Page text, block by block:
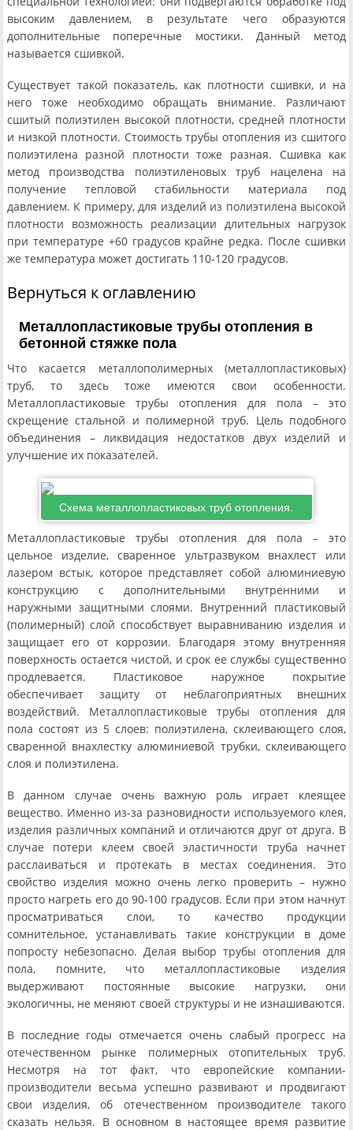
высоким давлением, в результате чего образуются
дополнительные поперечные мостики. Данный метод
называется сшивкой.
Существует такой показатель, как плотности сшивки, и на
него тоже необходимо обращать внимание. Различают
сшитый полиэтилен высокой плотности, средней плотности
и низкой плотности. Стоимость трубы отопления из сшитого
полиэтилена разной плотности тоже разная. Сшивка как
метод производства полиэтиленовых труб нацелена на
получение тепловой стабильности материала под
давлением. К примеру, для изделий из полиэтилена высокой
плотности возможность реализации длительных нагрузок
при температуре +60 градусов крайне редка. После сшивки
же температура может достигать 110-120 градусов.
Вернуться к оглавлению
Металлопластиковые трубы отопления в
бетонной стяжке пола
Что касается металлополимерных (металлопластиковых)
труб, то здесь тоже имеются свои особенности.
Металлопластиковые трубы отопления для пола – это
скрещение стальной и полимерной труб. Цель подобного
объединения – ликвидация недостатков двух изделий и
улучшение их показателей.
Схема металлопластиковых труб отопления.
Металлопластиковые трубы отопления для пола – это
цельное изделие, сваренное ультразвуком внахлест или
лазером встык, которое представляет собой алюминиевую
конструкцию с дополнительными внутренними и
наружными защитными слоями. Внутренний пластиковый
(полимерный) слой способствует выравниванию изделия и
защищает его от коррозии. Благодаря этому внутренняя
поверхность остается чистой, и срок ее службы существенно
продлевается. Пластиковое наружное покрытие
обеспечивает защиту от неблагоприятных внешних
воздействий. Металлопластиковые трубы отопления для
пола состоят из 5 слоев: полиэтилена, склеивающего слоя,
сваренной внахлестку алюминиевой трубки, склеивающего
слоя и полиэтилена.
В данном случае очень важную роль играет клеящее
вещество. Именно из-за разновидности используемого клея,
изделия различных компаний и отличаются друг от друга. В
случае потери клеем своей эластичности труба начнет
расслаиваться и протекать в местах соединения. Это
свойство изделия можно очень легко проверить – нужно
просто нагреть его до 90-100 градусов. Если при этом начнут
просматриваться слои, то качество продукции
сомнительное, устанавливать такие конструкции в доме
попросту небезопасно. Делая выбор трубы отопления для
пола, помните, что металлопластиковые изделия
выдерживают постоянные высокие нагрузки, они
экологичны, не меняют своей структуры и не изнашиваются.
В последние годы отмечается очень слабый прогресс на
отечественном рынке полимерных отопительных труб.
Несмотря на тот факт, что европейские компании-
производители весьма успешно развивают и продвигают
свои изделия, об отечественном производителе такого
сказать нельзя. В основном в настоящее время развитие